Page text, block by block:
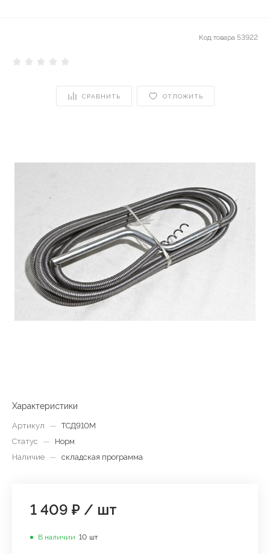
Код товара 53922
СРАВНИТЬ ОТЛОЖИТЬ
Характеристики
Артикул — ТСД910М
Статус
—
Норм
Наличие — складская программа
1 409 ₽ / шт
В наличии 10 шт